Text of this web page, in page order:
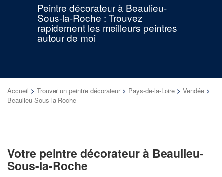
Peintre décorateur à Beaulieu-
Sous-la-Roche : Trouvez
rapidement les meilleurs peintres
autour de moi
Accueil > Trouver un peintre décorateur > Pays-de-la-Loire > Vendée >
Beaulieu-Sous-la-Roche
Votre peintre décorateur à Beaulieu-
Sous-la-Roche